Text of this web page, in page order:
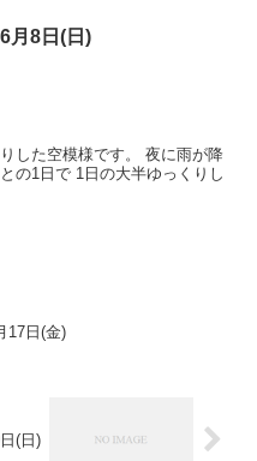
月8日(日)
した空模様です。 夜に雨が降
の1日で 1日の大半ゆっくりし
17日(金)
(日)